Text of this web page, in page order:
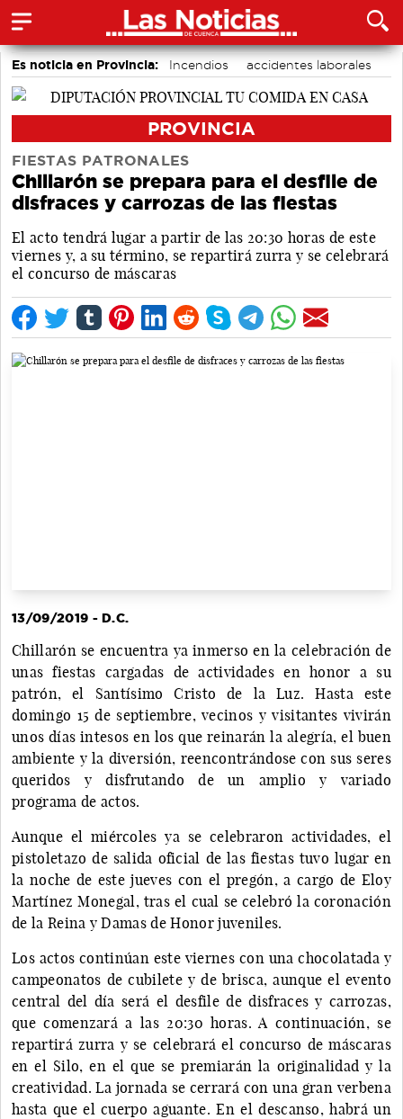
Es noticia en Provincia: Incendios
accidentes laborales
Medio Ambiente
PROVINCIA
FIESTAS PATRONALES
Chillarón se prepara para el desfile de
disfraces y carrozas de las fiestas
El acto tendrá lugar a partir de las 20:30 horas de este
viernes y, a su término, se repartirá zurra y se celebrará
el concurso de máscaras
13/09/2019 - D.C.
Chillarón se encuentra ya inmerso en la celebración de
unas fiestas cargadas de actividades en honor a su
patrón, el Santísimo Cristo de la Luz. Hasta este
domingo 15 de septiembre, vecinos y visitantes vivirán
unos días intesos en los que reinarán la alegría, el buen
ambiente y la diversión, reencontrándose con sus seres
queridos y disfrutando de un amplio y variado
programa de actos.
Aunque el miércoles ya se celebraron actividades, el
pistoletazo de salida oficial de las fiestas tuvo lugar en
la noche de este jueves con el pregón, a cargo de Eloy
Martínez Monegal, tras el cual se celebró la coronación
de la Reina y Damas de Honor juveniles.
Los actos continúan este viernes con una chocolatada y
campeonatos de cubilete y de brisca, aunque el evento
central del día será el desfile de disfraces y carrozas,
que comenzará a las 20:30 horas. A continuación, se
repartirá zurra y se celebrará el concurso de máscaras
en el Silo, en el que se premiarán la originalidad y la
creatividad. La jornada se cerrará con una gran verbena
hasta que el cuerpo aguante. En el descanso, habrá un